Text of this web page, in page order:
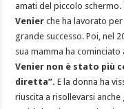
amati del piccolo
Venier che ha lavorato
grande successo. Poi, nel
sua mamma ha
Venier non è stato più
diretta”. E la donna ha
riuscita a risollevarsi anche